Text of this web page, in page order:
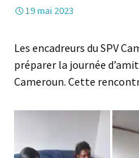
19 mai 2023
Les encadreurs du SPV
préparer la journée
Cameroun. Cette